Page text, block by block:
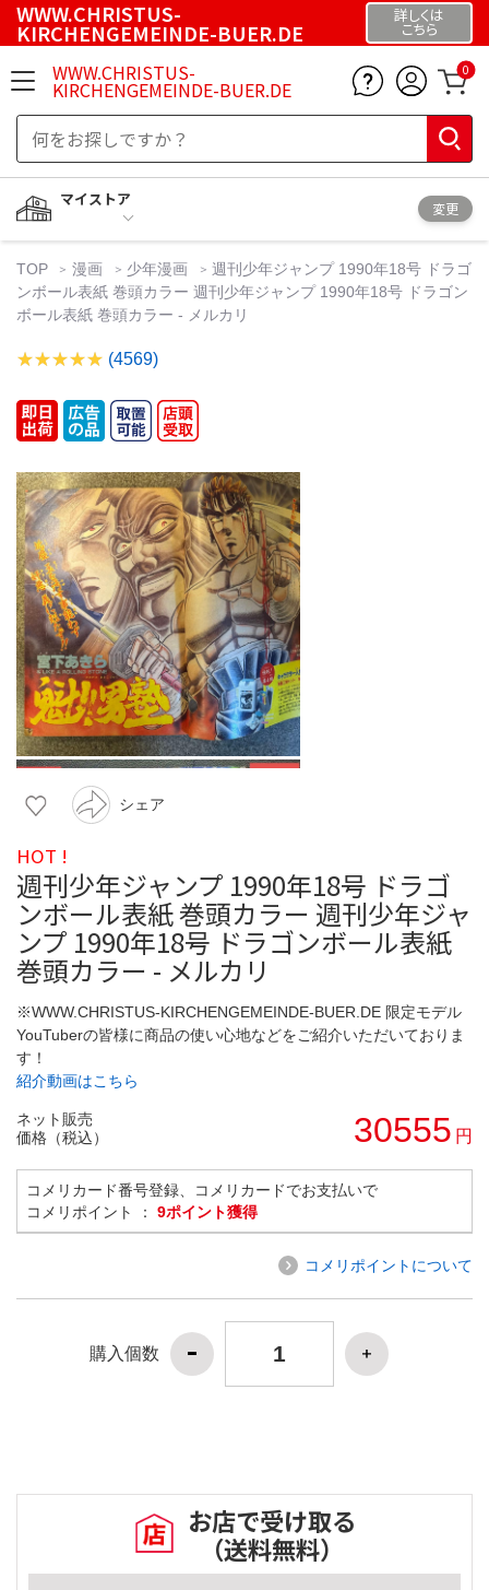
WWW.CHRISTUS-
KIRCHENGEMEINDE-BUER.DE
詳しくは
こちら
WWW.CHRISTUS-
KIRCHENGEMEINDE-BUER.DE
0
マイストア
変更
TOP 漫画 少年漫画
週刊少年ジャンプ 1990年18号 ドラゴ
ンボール表紙 巻頭カラー 週刊少年ジャンプ 1990年18号 ドラゴン
ボール表紙 巻頭カラー - メルカリ
(4569)
シェア
HOT !
週刊少年ジャンプ 1990年18号 ドラゴ
ンボール表紙 巻頭カラー 週刊少年ジャ
ンプ 1990年18号 ドラゴンボール表紙
巻頭カラー - メルカリ
※WWW.CHRISTUS-KIRCHENGEMEINDE-BUER.DE 限定モデル
YouTuberの皆様に商品の使い心地などをご紹介いただいておりま
す！
紹介動画はこちら
ネット販売
価格（税込）
30555 円
コメリカード番号登録、コメリカードでお支払いで
コメリポイント ： 9ポイント獲得
コメリポイントについて
購入個数
お店で受け取る
（送料無料）